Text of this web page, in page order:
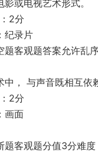
或电视艺术形式。
2分
纪录片
题客观题答案允许乱
中， 与声音既相互依
2分
画面
题客观题分值3分难